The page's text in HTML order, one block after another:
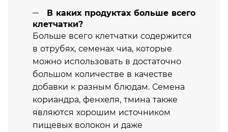
В каких продуктах больше всего
клетчатки?
Больше всего клетчатки содержится
в отрубях, семенах чиа, которые
можно использовать в достаточно
большом количестве в качестве
добавки к разным блюдам. Семена
кориандра, фенхеля, тмина также
являются хорошим источником
пищевых волокон и даже